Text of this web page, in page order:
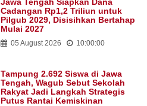
Cadangan Rp1,2 Triliun untuk
Pilgub 2029, Disisihkan Bertahap
Mulai 2027
05 August 2026 10:00:00
Tampung 2.692 Siswa di Jawa
Tengah, Wagub Sebut Sekolah
Rakyat Jadi Langkah Strategis
Putus Rantai Kemiskinan